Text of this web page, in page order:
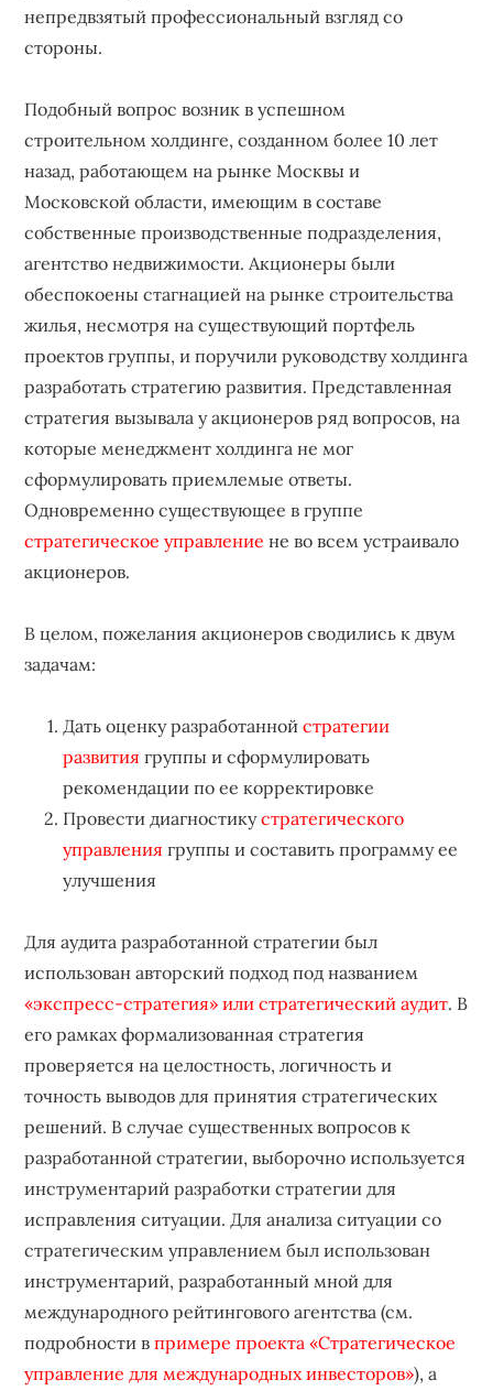
непредвзятый профессиональный взгляд со
стороны.
Подобный вопрос возник в успешном
строительном холдинге, созданном более 10 лет
назад, работающем на рынке Москвы и
Московской области, имеющим в составе
собственные производственные подразделения,
агентство недвижимости. Акционеры были
обеспокоены стагнацией на рынке строительства
жилья, несмотря на существующий портфель
проектов группы, и поручили руководству холдинга
разработать стратегию развития. Представленная
стратегия вызывала у акционеров ряд вопросов, на
которые менеджмент холдинга не мог
сформулировать приемлемые ответы.
Одновременно существующее в группе
стратегическое управление не во всем устраивало
акционеров.
В целом, пожелания акционеров сводились к двум
задачам:
Дать оценку разработаннойстратегии
развития группы и сформулировать
рекомендации по ее корректировке
Провести диагностикустратегического
управления группы и составить программу ее
улучшения
Для аудита разработанной стратегии был
использован авторский подход под названием
«экспресс-стратегия» или стратегический аудит. В
его рамках формализованная стратегия
проверяется на целостность, логичность и
точность выводов для принятия стратегических
решений. В случае существенных вопросов к
разработанной стратегии, выборочно используется
инструментарий разработки стратегии для
исправления ситуации. Для анализа ситуации со
стратегическим управлением был использован
инструментарий, разработанный мной для
международного рейтингового агентства (см.
подробности впримере проекта «Стратегическое
управление для международных инвесторов»), а